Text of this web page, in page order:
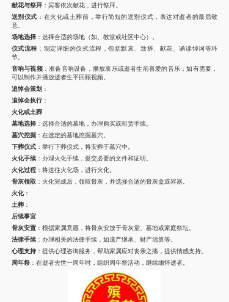
献花与祭拜：宾客依次献花，进行祭拜。
送别仪式 ：在火化或土葬前，举行简短的送别仪式，表达对逝者的最后敬
意。
场地选择：选择合适的场地（如、教堂或社区中心）。
仪式流程 ：制定详细的仪式流程，包括默哀、致辞、献花、诵读悼词等环
节。
音响与视频：准备音响设备，播放哀乐或逝者生前喜爱的音乐；如有需要，
可以制作并播放逝者生平回顾视频。
追悼会策划 ：
追悼会执行：
火化或土葬
墓地选择：选择合适的墓地，办理购买或租赁手续。
墓穴挖掘：在选定的墓地挖掘墓穴。
下葬仪式：举行下葬仪式，将安葬于墓穴中。
火化手续：办理火化手续，提交必要的文件和证明。
火化过程：将送往火化场，进行火化。
骨灰领取 ：火化完成后，领取骨灰，并选择合适的骨灰盒或容器。
火化：
土葬：
后续事宜
骨灰安置：根据家属意愿，将骨灰安放于骨灰堂、墓地或家庭祭坛。
法律手续：办理相关的法律手续，如遗产继承、财产清算等。
心理支持：提供心理咨询服务，帮助家属应对丧亲之痛，提供情感支持。
周年祭：在逝者去世一周年时，组织周年祭活动，继续缅怀逝者。